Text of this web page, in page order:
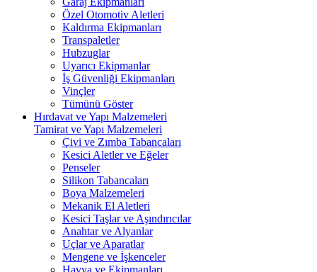
Özel Otomotiv Aletleri
Kaldırma Ekipmanları
Transpaletler
Hubzuglar
Uyarıcı Ekipmanlar
İş Güvenliği Ekipmanları
Vinçler
Tümünü Göster
Hırdavat ve Yapı Malzemeleri
Tamirat ve Yapı Malzemeleri
Çivi ve Zımba Tabancaları
Kesici Aletler ve Eğeler
Penseler
Silikon Tabancaları
Boya Malzemeleri
Mekanik El Aletleri
Kesici Taşlar ve Aşındırıcılar
Anahtar ve Alyanlar
Uçlar ve Aparatlar
Mengene ve İşkenceler
Havya ve Ekipmanları